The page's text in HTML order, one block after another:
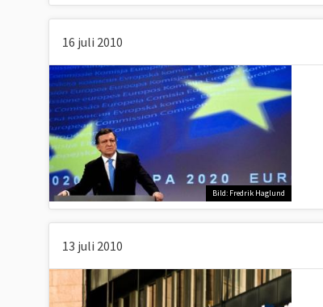
16 juli 2010
Bild: Fredrik Haglund
13 juli 2010